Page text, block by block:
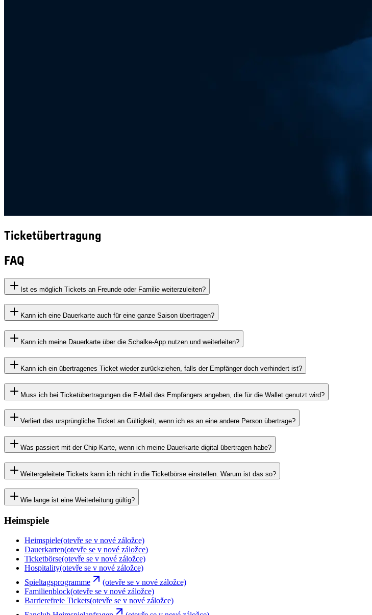
Ticketübertragung
FAQ
Ist es möglich Tickets an Freunde oder Familie weiterzuleiten?
Kann ich eine Dauerkarte auch für eine ganze Saison übertragen?
Kann ich meine Dauerkarte über die Schalke-App nutzen und weiterleiten?
Kann ich ein übertragenes Ticket wieder zurückziehen, falls der Empfänger doch verhindert ist?
Muss ich bei Ticketübertragungen die E-Mail des Empfängers angeben, die für die Wallet genutzt wird?
Verliert das ursprüngliche Ticket an Gültigkeit, wenn ich es an eine andere Person übertrage?
Was passiert mit der Chip-Karte, wenn ich meine Dauerkarte digital übertragen habe?
Weitergeleitete Tickets kann ich nicht in die Ticketbörse einstellen. Warum ist das so?
Wie lange ist eine Weiterleitung gültig?
Heimspiele
Heimspiele(otevře se v nové záložce)
Dauerkarten(otevře se v nové záložce)
Ticketbörse(otevře se v nové záložce)
Hospitality(otevře se v nové záložce)
Spieltagsprogramme
(otevře se v nové záložce)
Familienblock(otevře se v nové záložce)
Barrierefreie Tickets(otevře se v nové záložce)